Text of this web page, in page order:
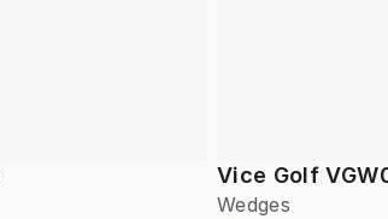
Vice Golf
Wedges